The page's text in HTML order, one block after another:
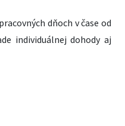
dňoch v čase od
individuálnej dohody aj